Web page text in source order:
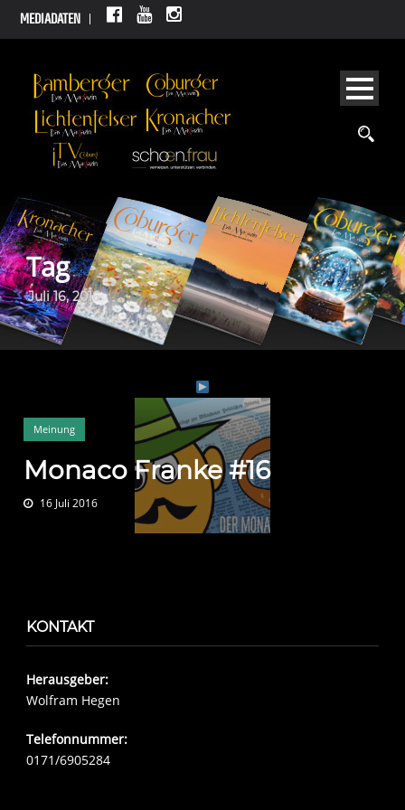
MEDIADATEN
Tag
Juli 16, 2016
Meinung
Monaco Franke #16
16 Juli 2016
KONTAKT
Herausgeber:
Wolfram Hegen
Telefonnummer:
0171/6905284